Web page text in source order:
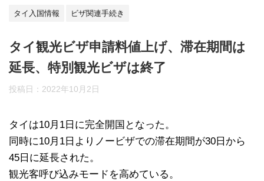
タイ入国情報 ビザ関連手続き
タイ観光ビザ申請料値上げ、滞在期間は
延長、特別観光ビザは終了
投稿日： 2022年10月2日
タイは10月1日に完全開国となった。
同時に10月1日よりノービザでの滞在期間が30日から
45日に延長された。
観光客呼び込みモードを高めている。